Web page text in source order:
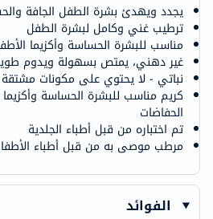
يجدد ويهدئ بشرة الطفل الجافة
ترطيب غني وكامل لبشرة الطفل
مناسب للبشرة الحساسة وأكزيما
غير دهني، يمتص بسهولة ويدوم
نباتي - لا يحتوي على مكونات مشتقة
كريم مناسب للبشرة الحساسة
الحفاضات
تم اختباره من قبل أطباء الجلدية
مرطب موصى به من قبل أطباء
الفوائد